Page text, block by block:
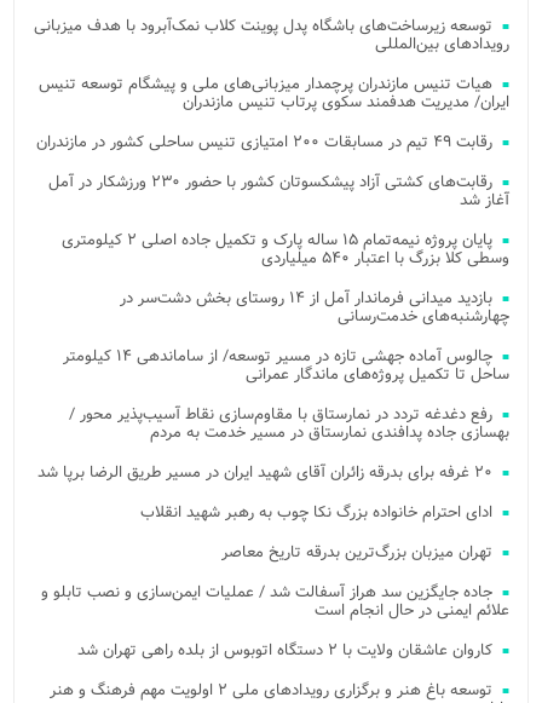
توسعه زیرساخت‌های باشگاه پدل پوینت کلاب نمک‌آبرود با هدف میزبانی
رویدادهای بین‌المللی
هیات تنیس مازندران پرچمدار میزبانی‌های ملی و پیشگام توسعه تنیس
ایران/ مدیریت هدفمند سکوی پرتاب تنیس مازندران
رقابت ۴۹ تیم در مسابقات ۲۰۰ امتیازی تنیس ساحلی کشور در مازندران
رقابت‌های کشتی آزاد پیشکسوتان کشور با حضور ۲۳۰ ورزشکار در آمل
آغاز شد
پایان پروژه نیمه‌تمام ۱۵ ساله پارک و تکمیل جاده اصلی ۲ کیلومتری
وسطی کلا بزرگ با اعتبار ۵۴۰ میلیاردی
بازدید میدانی فرماندار آمل از ۱۴ روستای بخش دشت‌سر در
چهارشنبه‌های خدمت‌رسانی
چالوس آماده جهشی تازه در مسیر توسعه/ از ساماندهی ۱۴ کیلومتر
ساحل تا تکمیل پروژه‌های ماندگار عمرانی
رفع دغدغه تردد در نمارستاق با مقاوم‌سازی نقاط آسیب‌پذیر محور /
بهسازی جاده پدافندی نمارستاق در مسیر خدمت به مردم
۲۰ غرفه برای بدرقه زائران آقای شهید ایران در مسیر طریق الرضا برپا شد
ادای احترام خانواده بزرگ نکا چوب به رهبر شهید انقلاب
تهران میزبان بزرگ‌ترین بدرقه تاریخ معاصر
جاده جایگزین سد هراز آسفالت شد / عملیات ایمن‌سازی و نصب تابلو و
علائم ایمنی در حال انجام است
کاروان عاشقان ولایت با ۲ دستگاه اتوبوس از بلده راهی تهران شد
توسعه باغ هنر و برگزاری رویدادهای ملی ۲ اولویت مهم فرهنگ و هنر